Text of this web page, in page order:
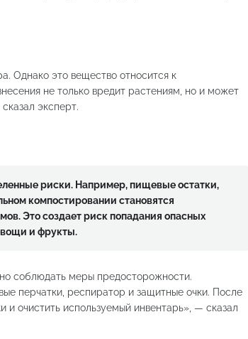
Однако это вещество относится к
не только вредит растениям, но и может
эксперт.
риски. Например, пищевые остатки,
компостировании становятся
Это создает риск попадания опасных
и фрукты.
соблюдать меры предосторожности.
перчатки, респиратор и защитные очки. После
очистить используемый инвентарь», — сказал